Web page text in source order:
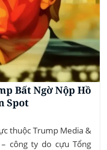
Bất Ngờ Nộp Hồ
Spot
thuộc Trump Media &
– công ty do cựu Tổng